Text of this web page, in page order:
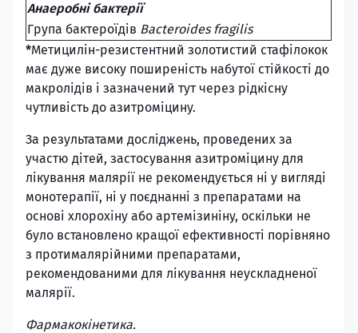
Анаеробні бактерії
Група бактероїдів Bacteroides fragilis
*Метицилін-резистентний золотистий стафілокок
має дуже високу поширеність набутої стійкості до
макролідів і зазначений тут через рідкісну
чутливість до азитроміцину.
За результатами досліджень, проведених за
участю дітей, застосування азитроміцину для
лікування малярії не рекомендується ні у вигляді
монотерапії, ні у поєднанні з препаратами на
основі хлорохіну або артемізиніну, оскільки не
було встановлено кращої ефективності порівняно
з протималярійними препаратами,
рекомендованими для лікування неускладненої
малярії.
Фармакокінетика.